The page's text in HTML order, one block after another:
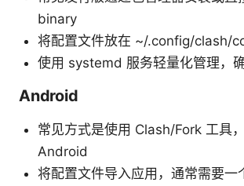
binary
将配置文件放在 ~/.config/clash/
使用 systemd 服务轻量化管理，
Android
常见方式是使用 Clash/Fork 工具
Android
将配置文件导入应用，通常需要一